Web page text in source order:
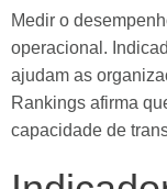
Medir o
operacional.
ajudam as
Rankings afirma
capacidade de